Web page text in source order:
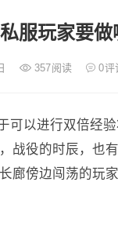
服玩家要做
357阅读 0评
可以进行双倍经
战役的时辰，也
廊傍边闯荡的玩